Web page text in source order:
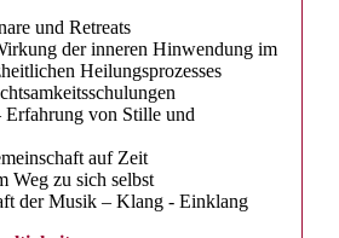
und Retreats
der inneren Hinwendung im
Heilungsprozesses
Erfahrung von Stille und
auf Zeit
Weg zu sich selbst
der Musik – Klang - Einklang